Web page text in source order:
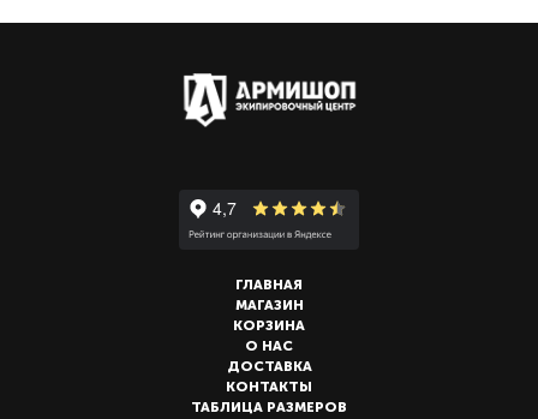
ГЛАВНАЯ
МАГАЗИН
КОРЗИНА
О НАС
ДОСТАВКА
КОНТАКТЫ
ТАБЛИЦА РАЗМЕРОВ